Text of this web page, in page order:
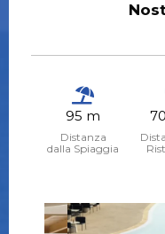
95 m
Distanza
dalla Spiaggia